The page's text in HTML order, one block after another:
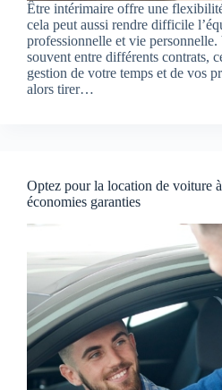
Être intérimaire offre une
cela peut aussi rendre difficile
professionnelle et vie
souvent entre différents contrats,
gestion de votre temps et de vos
alors tirer…
Optez pour la location de voiture
économies garanties